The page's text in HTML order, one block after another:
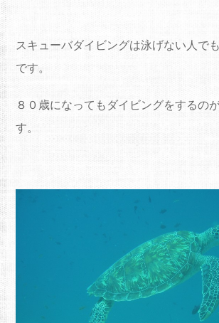
スキューバダイビングは泳げない人で
です。
８０歳になってもダイビングをするの
す。